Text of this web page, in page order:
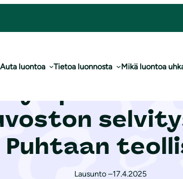
Auta luontoa Tietoa luonnosta Mikä luontoa
Komission tiedonanto: Puhtaan teollisuuden ohjelma
Lausunto –17.4.2025